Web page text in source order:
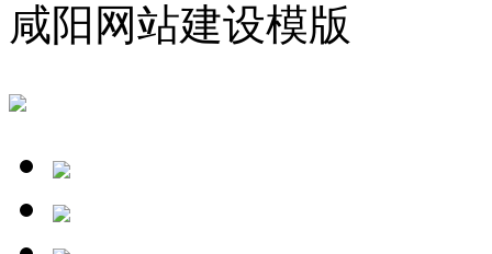
咸阳网站建设模版